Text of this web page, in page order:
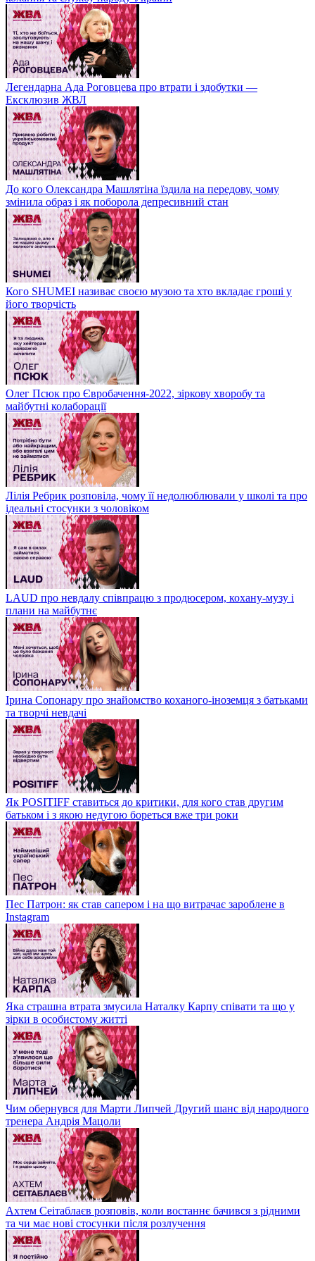
Легендарна Ада Роговцева про втрати і здобутки —
Ексклюзив ЖВЛ
До кого Олександра Машлятіна їздила на передову, чому
змінила образ і як поборола депресивний стан
Кого SHUMEI називає своєю музою та хто вкладає гроші у
його творчість
Олег Псюк про Євробачення-2022, зіркову хворобу та
майбутні колаборації
Лілія Ребрик розповіла, чому її недолюблювали у школі та про
ідеальні стосунки з чоловіком
LAUD про невдалу співпрацю з продюсером, кохану-музу і
плани на майбутнє
Ірина Сопонару про знайомство коханого-іноземця з батьками
та творчі невдачі
Як POSITIFF ставиться до критики, для кого став другим
батьком і з якою недугою бореться вже три роки
Пес Патрон: як став сапером і на що витрачає зароблене в
Instagram
Яка страшна втрата змусила Наталку Карпу співати та що у
зірки в особистому житті
Чим обернувся для Марти Липчей Другий шанс від народного
тренера Андрія Мацоли
Ахтем Сеітаблаєв розповів, коли востаннє бачився з рідними
та чи має нові стосунки після розлучення